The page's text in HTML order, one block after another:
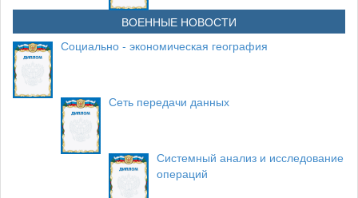
ВОЕННЫЕ НОВОСТИ
Социально - экономическая география
Сеть передачи данных
Системный анализ и исследование
операций